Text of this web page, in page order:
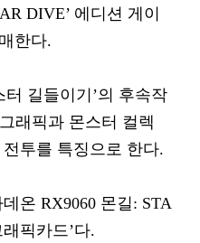
DIVE’ 에디션 게이
한다.
터 길들이기’의 후속작
래픽과 몬스터 컬렉
투를 특징으로 한다.
온 RX9060 몬길: STA
픽카드’다.